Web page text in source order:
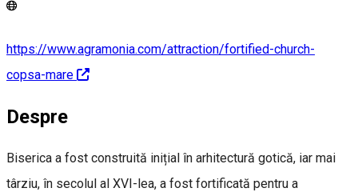
https://www.agramonia.com/attraction/fortified-church-
copsa-mare
Despre
Biserica a fost construită inițial în arhitectură gotică, iar mai
târziu, în secolul al XVI-lea, a fost fortificată pentru a